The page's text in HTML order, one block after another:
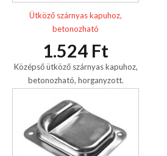
Ütköző szárnyas kapuhoz,
betonozható
1.524 Ft
Középső ütköző szárnyas kapuhoz,
betonozható, horganyzott.